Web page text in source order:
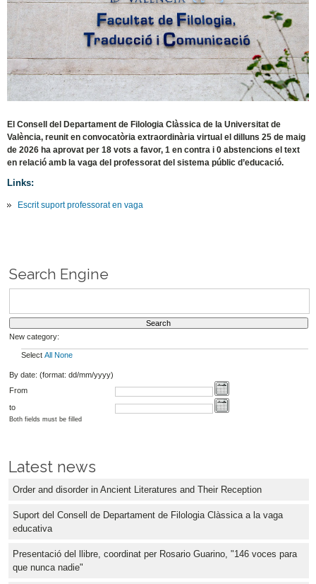
El Consell del Departament de Filologia Clàssica de la Universitat de
València, reunit en convocatòria extraordinària virtual el dilluns 25 de maig
de 2026 ha aprovat per 18 vots a favor, 1 en contra i 0 abstencions el text
en relació amb la vaga del professorat del sistema públic d’educació.
Links:
Escrit suport professorat en vaga
Search Engine
New category:
Select All None
By date: (format: dd/mm/yyyy)
From
to
Both fields must be filled
Latest news
Order and disorder in Ancient Literatures and Their Reception
Suport del Consell de Departament de Filologia Clàssica a la vaga
educativa
Presentació del llibre, coordinat per Rosario Guarino, "146 voces para
que nunca nadie"